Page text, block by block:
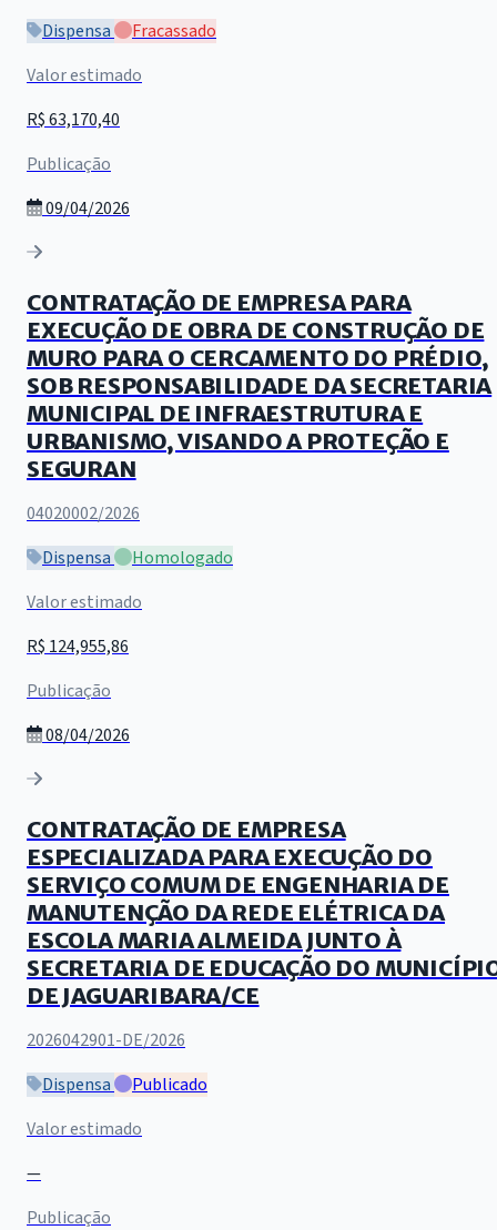
Dispensa
Fracassado
Valor estimado
R$ 63,170,40
Publicação
09/04/2026
CONTRATAÇÃO DE EMPRESA PARA
EXECUÇÃO DE OBRA DE CONSTRUÇÃO DE
MURO PARA O CERCAMENTO DO PRÉDIO,
SOB RESPONSABILIDADE DA SECRETARIA
MUNICIPAL DE INFRAESTRUTURA E
URBANISMO, VISANDO A PROTEÇÃO E
SEGURAN
04020002/2026
Dispensa
Homologado
Valor estimado
R$ 124,955,86
Publicação
08/04/2026
CONTRATAÇÃO DE EMPRESA
ESPECIALIZADA PARA EXECUÇÃO DO
SERVIÇO COMUM DE ENGENHARIA DE
MANUTENÇÃO DA REDE ELÉTRICA DA
ESCOLA MARIA ALMEIDA JUNTO À
SECRETARIA DE EDUCAÇÃO DO
DE JAGUARIBARA/CE
2026042901-DE/2026
Dispensa
Publicado
Valor estimado
—
Publicação